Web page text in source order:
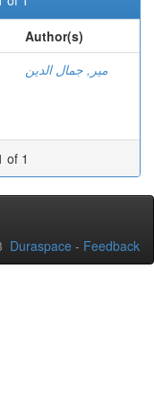
Author(s)
مير, جمال الدين
of 1
Duraspace - Feedback